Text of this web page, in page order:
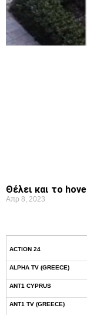
Θέλει και το
Απρ 8, 2023
ACTION 24
ALPHA TV (GREECE)
ANT1 CYPRUS
ANT1 TV (GREECE)